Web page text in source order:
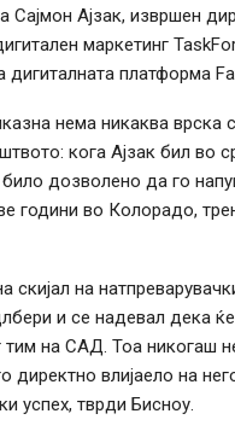
Сајмон Ајзак, извршен
маркетинг
дигиталната платформа
нема никаква врска
кога Ајзак бил во
било дозволено да го
години во Колорадо,
скијал на
и се надевал дека
тим на САД. Тоа никогаш
директно влијаело на
успех, тврди Бисноу.